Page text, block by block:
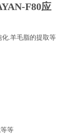
F80应
化 羊毛脂的提取等
等